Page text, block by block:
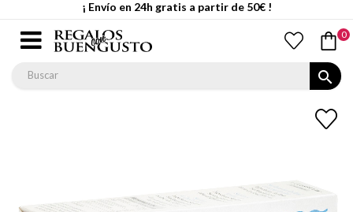
¡ Envío en 24h gratis a partir de 50€ !
0
search